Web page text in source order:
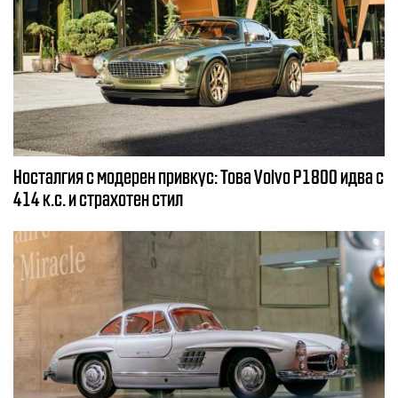
Носталгия с модерен привкус: Това Volvo P1800 идва с
414 к.с. и страхотен стил